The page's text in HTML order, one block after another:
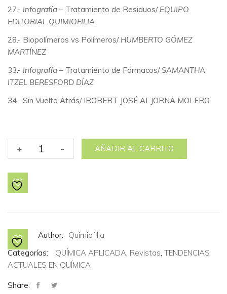
27.- Infografía – Tratamiento de Residuos/ EQUIPO
EDITORIAL QUIMIOFILIA
28.- Biopolímeros vs Polímeros/ HUMBERTO GÓMEZ
MARTÍNEZ
33.- Infografía – Tratamiento de Fármacos/SAMANTHA
ITZEL BERESFORD DÍAZ
34.- Sin Vuelta Atrás/ IROBERT JOSÉ ALJORNA MOLERO
+
No.
20
- AÑADIR AL CARRITO
Author:
Quimiofilia
Categorías:
QUÍMICA APLICADA, Revistas, TENDENCIAS
ACTUALES EN QUÍMICA
Share: